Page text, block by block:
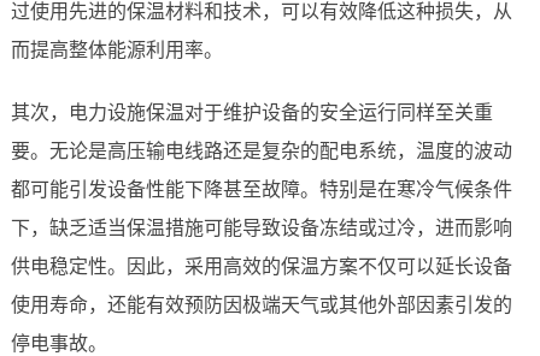
过使用先进的保温材料和技术，可以有效降低这种损失，从
而提高整体能源利用率。
其次，电力设施保温对于维护设备的安全运行同样至关重
要。无论是高压输电线路还是复杂的配电系统，温度的波动
都可能引发设备性能下降甚至故障。特别是在寒冷气候条件
下，缺乏适当保温措施可能导致设备冻结或过冷，进而影响
供电稳定性。因此，采用高效的保温方案不仅可以延长设备
使用寿命，还能有效预防因极端天气或其他外部因素引发的
停电事故。